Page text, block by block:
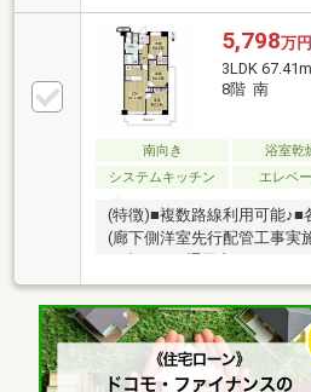
東・北西向きの三方角住戸
り≪リフォーム履歴あり（
チンセット交換（食洗器
〇浴室乾燥機交換〇建具交
洗浄便座交換 〇インター
〇フローリング貼替〇フロ
ッションフロア貼替（洗面
ロス貼替
5,798万円
3LDK 67.41m
8階 南
南向き 浴室乾
システムキッチン
エレベ
(特徴)■複数路線利用可能♪■
(廊下側洋室先行配管工事実
り、収納力に優れます■お
対面キッチン(リフォーム内
浴室新調(浴室暖房乾燥機付
粧台新調、トイレ新調(温
グ新調、クロス張替、建具